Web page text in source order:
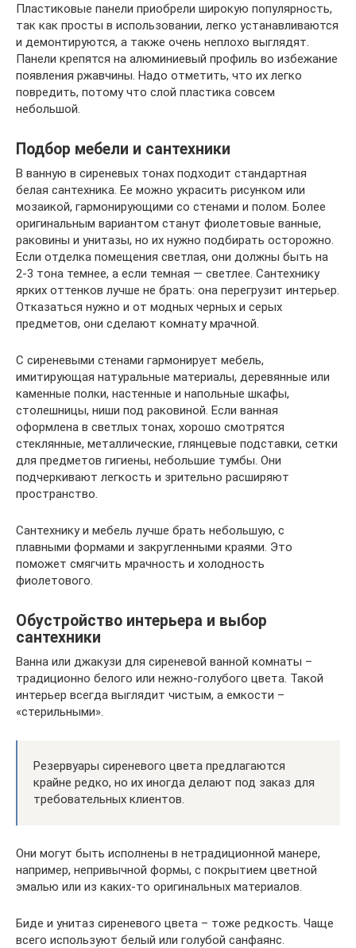
Пластиковые панели приобрели широкую популярность,
так как просты в использовании, легко устанавливаются
и демонтируются, а также очень неплохо выглядят.
Панели крепятся на алюминиевый профиль во избежание
появления ржавчины. Надо отметить, что их легко
повредить, потому что слой пластика совсем
небольшой.
Подбор мебели и сантехники
В ванную в сиреневых тонах подходит стандартная
белая сантехника. Ее можно украсить рисунком или
мозаикой, гармонирующими со стенами и полом. Более
оригинальным вариантом станут фиолетовые ванные,
раковины и унитазы, но их нужно подбирать осторожно.
Если отделка помещения светлая, они должны быть на
2-3 тона темнее, а если темная — светлее. Сантехнику
ярких оттенков лучше не брать: она перегрузит интерьер.
Отказаться нужно и от модных черных и серых
предметов, они сделают комнату мрачной.
С сиреневыми стенами гармонирует мебель,
имитирующая натуральные материалы, деревянные или
каменные полки, настенные и напольные шкафы,
столешницы, ниши под раковиной. Если ванная
оформлена в светлых тонах, хорошо смотрятся
стеклянные, металлические, глянцевые подставки, сетки
для предметов гигиены, небольшие тумбы. Они
подчеркивают легкость и зрительно расширяют
пространство.
Сантехнику и мебель лучше брать небольшую, с
плавными формами и закругленными краями. Это
поможет смягчить мрачность и холодность
фиолетового.
Обустройство интерьера и выбор
сантехники
Ванна или джакузи для сиреневой ванной комнаты –
традиционно белого или нежно-голубого цвета. Такой
интерьер всегда выглядит чистым, а емкости –
«стерильными».
Резервуары сиреневого цвета предлагаются
крайне редко, но их иногда делают под заказ для
требовательных клиентов.
Они могут быть исполнены в нетрадиционной манере,
например, непривычной формы, с покрытием цветной
эмалью или из каких-то оригинальных материалов.
Биде и унитаз сиреневого цвета – тоже редкость. Чаще
всего используют белый или голубой санфаянс.